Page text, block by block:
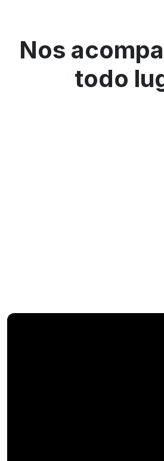
Nos
todo